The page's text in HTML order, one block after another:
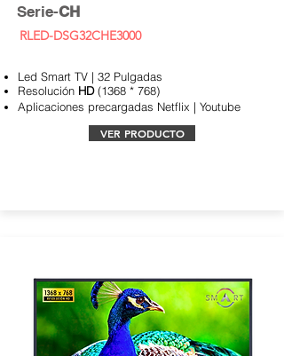
Serie-CH
RLED-DSG32CHE3000
Led Smart TV | 32 Pulgadas
Resolución HD(1368 * 768)
Aplicaciones precargadas Netflix | Youtube
VER PRODUCTO